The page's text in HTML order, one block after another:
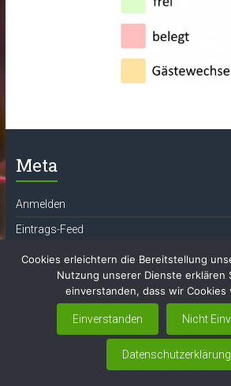
Meta
Anmelden
Eintrags-Feed
Kommentar-Feed
WordPress.org
Ferienwohnung Familie Koch.
von ThemeGrill.
Cookies erleichtern die Bereitstellung
Nutzung unserer Dienste erklären
einverstanden, dass wir Cookies
Einverstanden Nicht
Datenschutzerklärung